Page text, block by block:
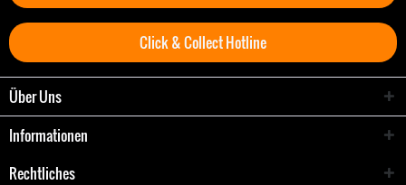
Click & Collect Hotline
Über Uns
Informationen
Rechtliches